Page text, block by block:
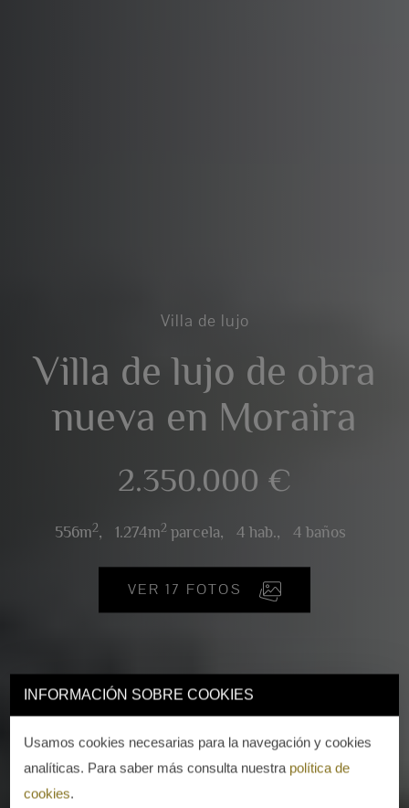
INFORMACIÓN SOBRE COOKIES
Usamos cookies necesarias para la navegación y cookies
analíticas. Para saber más consulta nuestra política de
cookies.
Villa de lujo
Villa de lujo de obra
nueva en Moraira
2.350.000 €
556m2, 1.274m2 parcela, 4 hab., 4 baños
VER 17 FOTOS